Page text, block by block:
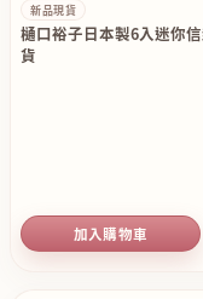
新品現貨
樋口裕子日本製6入迷你
貨
加入購物車